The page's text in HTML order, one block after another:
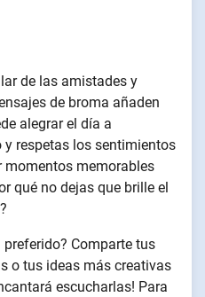
de las amistades y
de broma añaden
alegrar el día a
y respetas los sentimientos
momentos memorables
qué no dejas que brille el
Comparte tus
o tus ideas más creativas
escucharlas! Para